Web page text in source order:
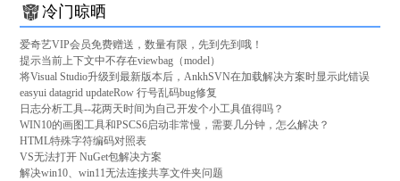
冷门晾晒
爱奇艺VIP会员免费赠送，数量有限，先到先到哦！
提示当前上下文中不存在viewbag（model）
将Visual Studio升级到最新版本后，AnkhSVN在加载解决方案时显示此错误
easyui datagrid updateRow 行号乱码bug修复
日志分析工具--花两天时间为自己开发个小工具值得吗？
WIN10的画图工具和PSCS6启动非常慢，需要几分钟，怎么解决？
HTML特殊字符编码对照表
VS无法打开 NuGet包解决方案
解决win10、win11无法连接共享文件夹问题